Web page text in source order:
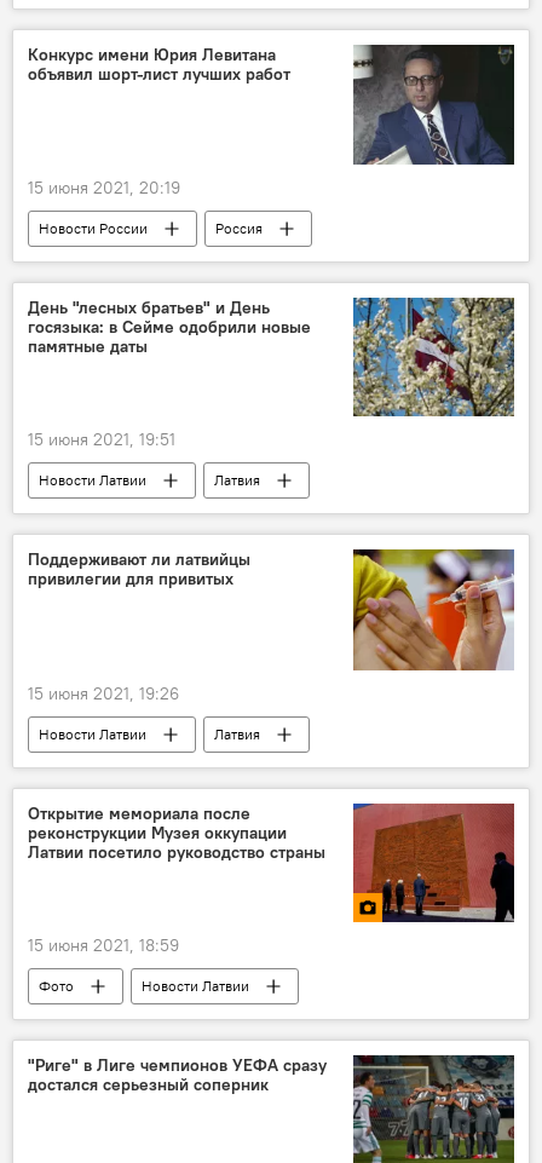
НАТО
оборона
безопасность
Балтийское море
Балтийский флот
Ту-160
Конкурс имени Юрия Левитана
объявил шорт-лист лучших работ
15 июня 2021, 20:19
Новости России
Россия
МИА "Россия сегодня"
День "лесных братьев" и День
госязыка: в Сейме одобрили новые
памятные даты
15 июня 2021, 19:51
Новости Латвии Латвия
Поддерживают ли латвийцы
привилегии для привитых
15 июня 2021, 19:26
Новости Латвии
Латвия
коронавирус
Открытие мемориала после
реконструкции Музея оккупации
Латвии посетило руководство страны
15 июня 2021, 18:59
Фото
Новости Латвии
Мультимедиа
Эдгарс Ринкевичс
Кришьянис Кариньш
"Риге" в Лиге чемпионов УЕФА сразу
достался серьезный соперник